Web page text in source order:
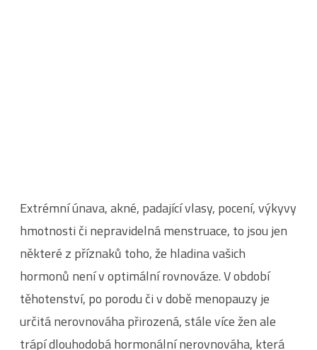
Extrémní únava, akné, padající vlasy, pocení, výkyvy
hmotnosti či nepravidelná menstruace, to jsou jen
některé z příznaků toho, že hladina vašich
hormonů není v optimální rovnováze. V období
těhotenství, po porodu či v době menopauzy je
určitá nerovnováha přirozená, stále více žen ale
trápí dlouhodobá hormonální nerovnováha, která